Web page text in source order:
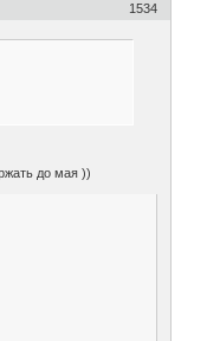
1534
до мая ))